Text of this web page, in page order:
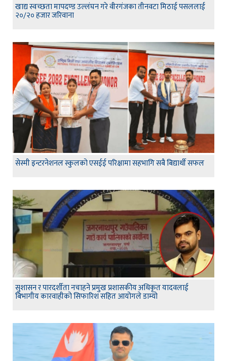
खाद्य स्वच्छता मापदण्ड उल्लंघन गरे वीरगंजका तीनवटा मिठाई पसललाई
२०/२० हजार जरिवाना
सेस्मी इन्टरनेशनल स्कुलको एसईई परिक्षामा सहभागि सबै बिद्यार्थी सफल
सुशासन र पारदर्शीता नचाहने प्रमुख प्रशासकीय अधिकृत यादवलाई
बिभागीय कारवाहीको सिफारिश सहित आयोगले डाम्यो